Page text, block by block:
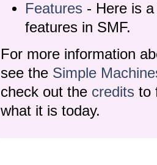
Features - Here is
features in SMF.
For more information
see the Simple
check out the credits to
what it is today.